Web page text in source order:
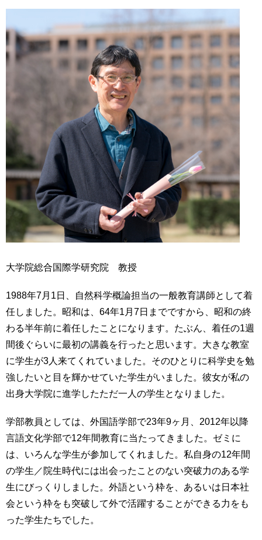
大学院総合国際学研究院 教授
1988年7月1日、自然科学概論担当の一般教育講師として着
任しました。昭和は、64年1月7日までですから、昭和の終
わる半年前に着任したことになります。たぶん、着任の1週
間後ぐらいに最初の講義を行ったと思います。大きな教室
に学生が3人来てくれていました。そのひとりに科学史を勉
強したいと目を輝かせていた学生がいました。彼女が私の
出身大学院に進学したただ一人の学生となりました。
学部教員としては、外国語学部で23年9ヶ月、2012年以降
言語文化学部で12年間教育に当たってきました。ゼミに
は、いろんな学生が参加してくれました。私自身の12年間
の学生／院生時代には出会ったことのない突破力のある学
生にびっくりしました。外語という枠を、あるいは日本社
会という枠をも突破して外で活躍することができる力をも
った学生たちでした。